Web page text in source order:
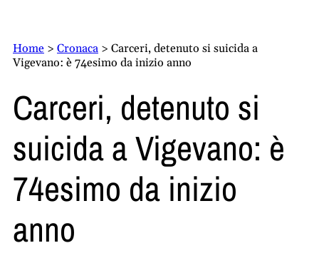
Home > Cronaca > Carceri, detenuto si suicida a
Vigevano: è 74esimo da inizio anno
Carceri, detenuto si
suicida a Vigevano: è
74esimo da inizio
anno